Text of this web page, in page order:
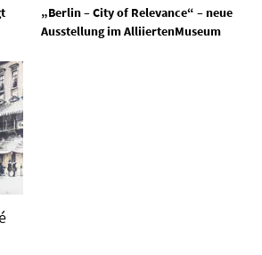
„Berlin – City of Relevance“ – neue
Ausstellung im AlliiertenMuseum